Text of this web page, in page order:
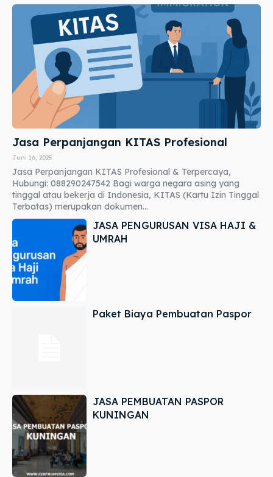
Jasa Perpanjangan KITAS Profesional
Juni 16, 2025
Jasa Perpanjangan KITAS Profesional & Terpercaya,
Hubungi: 088290247542 Bagi warga negara asing yang
tinggal atau bekerja di Indonesia, KITAS (Kartu Izin Tinggal
Terbatas) merupakan dokumen...
JASA PENGURUSAN VISA HAJI &
UMRAH
Paket Biaya Pembuatan Paspor
JASA PEMBUATAN PASPOR
KUNINGAN